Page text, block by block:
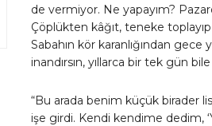
de vermiyor. Ne yapayım?
Çöplükten kâğıt, teneke
Sabahın kör karanlığından gece
inandırsın, yıllarca bir tek gün
“Bu arada benim küçük birader
işe girdi. Kendi kendime dedim,